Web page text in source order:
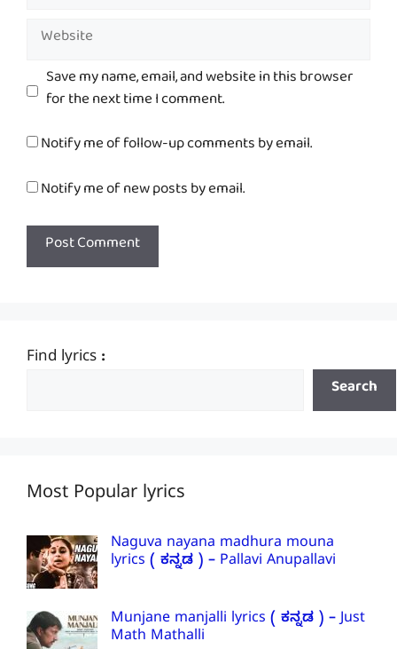
Website
Save my name, email, and website in this browser
for the next time I comment.
Notify me of follow-up comments by email.
Notify me of new posts by email.
Find lyrics :
Search
Most Popular lyrics
Naguva nayana madhura mouna
lyrics ( ಕನ್ನಡ ) – Pallavi Anupallavi
Munjane manjalli lyrics ( ಕನ್ನಡ ) – Just
Math Mathalli